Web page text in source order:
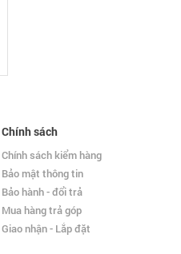
Chính sách
Chính sách kiểm hàng
Bảo mật thông tin
Bảo hành - đổi trả
Mua hàng trả góp
Giao nhận - Lắp đặt